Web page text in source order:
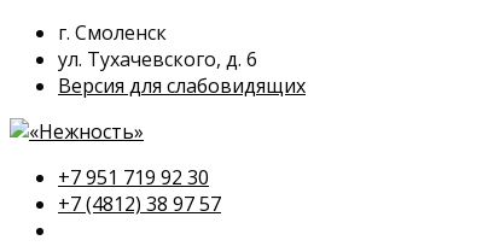
г. Смоленск
ул. Тухачевского, д. 6
Версия для слабовидящих
+7 951 719 92 30
+7 (4812) 38 97 57